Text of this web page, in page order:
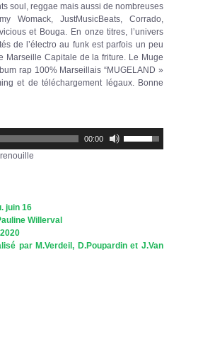
soul, reggae mais aussi de nombreuses
Womack, JustMusicBeats, Corrado,
et Bouga. En onze titres, l’univers
de l’électro au funk est parfois un peu
Capitale de la friture. Le Muge
rap 100% Marseillais “MUGELAND »
et de téléchargement légaux. Bonne
00:00
les
flèches
juin 16
Willerval
par M.Verdeil, D.Poupardin et J.Van